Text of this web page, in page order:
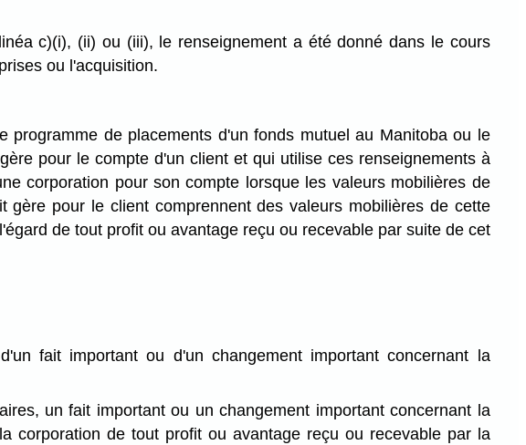
c)(i), (ii) ou (iii), le renseignement a été donné dans le cours
ou l'acquisition.
de placements d'un fonds mutuel au Manitoba ou le
pour le compte d'un client et qui utilise ces renseignements à
corporation pour son compte lorsque les valeurs mobilières de
pour le client comprennent des valeurs mobilières de cette
de tout profit ou avantage reçu ou recevable par suite de cet
fait important ou d'un changement important concernant la
un fait important ou un changement important concernant la
corporation de tout profit ou avantage reçu ou recevable par la